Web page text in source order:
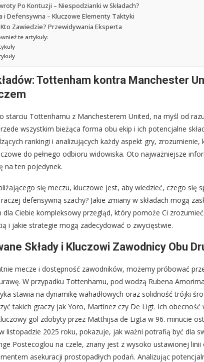
Po Kontuzji – Niespodzianki w Składach?
i Defensywna – Kluczowe Elementy Taktyki
Zawiedzie? Przewidywania Eksperta
te artykuły:
Tottenham kontra Manchester
starciu Tottenhamu z Manchesterem United, na myśl od
wszystkim bieżąca forma obu ekip i ich potencjalne
rankingi i analizujących każdy aspekt gry,
do pełnego odbioru widowiska. Oto najważniejsze
na ten pojedynek.
się meczu, kluczowe jest, aby wiedzieć, czego się
defensywną szachy? Jakie zmiany w składach mogą
dla Ciebie kompleksowy przegląd, który pomoże Ci
i jakie strategie mogą zadecydować o zwycięstwie.
Składy i Kluczowi Zawodnicy Obu
mecze i dostępność zawodników, możemy próbować
W przypadku Tottenhamu, pod wodzą Rubena
stawia na dynamikę wahadłowych oraz solidność trójki
takich graczy jak Yoro, Martínez czy De Ligt. Ich obecność
gol zdobyty przez Matthijsa de Ligta w 96. minucie
listopadzie 2025 roku, pokazuje, jak ważni potrafią być dla
Postecoglou na czele, znany jest z wysoko ustawionej linii
asekuracji prostopadłych podań. Analizując